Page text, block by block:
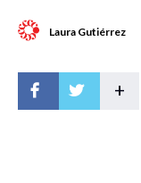
Laura Gutiérrez
+